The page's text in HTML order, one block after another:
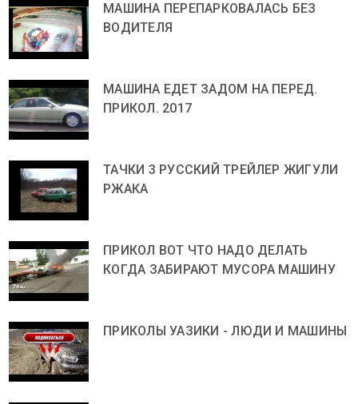
МАШИНА ПЕРЕПАРКОВАЛАСЬ БЕЗ
ВОДИТЕЛЯ
МАШИНА ЕДЕТ ЗАДОМ НА ПЕРЕД.
ПРИКОЛ. 2017
ТАЧКИ 3 РУССКИЙ ТРЕЙЛЕР ЖИГУЛИ
РЖАКА
ПРИКОЛ ВОТ ЧТО НАДО ДЕЛАТЬ
КОГДА ЗАБИРАЮТ МУСОРА МАШИНУ
ПРИКОЛЫ УАЗИКИ - ЛЮДИ И МАШИНЫ